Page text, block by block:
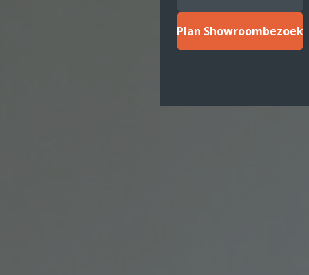
Plan Showroombezoek